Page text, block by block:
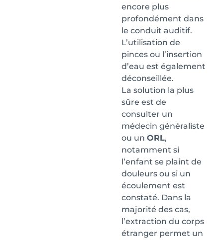
encore plus
profondément dans
le conduit auditif.
L’utilisation de
pinces ou l’insertion
d’eau est également
déconseillée.
La solution la plus
sûre est de
consulter un
médecin généraliste
ou un ORL,
notamment si
l’enfant se plaint de
douleurs ou si un
écoulement est
constaté. Dans la
majorité des cas,
l’extraction du corps
étranger permet un